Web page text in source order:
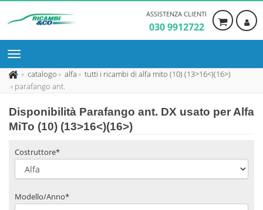
ASSISTENZA CLIENTI
030 9912722
catalogo alfa
tutti i ricambi di alfa mito (10) (13>16<)(16>)
parafango ant.
Disponibilità Parafango ant. DX usato per Alfa
MiTo (10) (13>16<)(16>)
Costruttore*
Modello/Anno*